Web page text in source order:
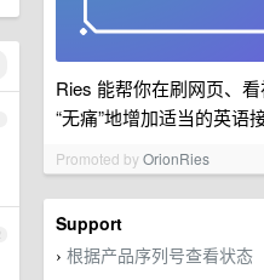
Ries 能帮你在刷网页、
“无痛”地增加适当的英语接
Promoted byOrionRies
Support
› 根据产品序列号查看状态